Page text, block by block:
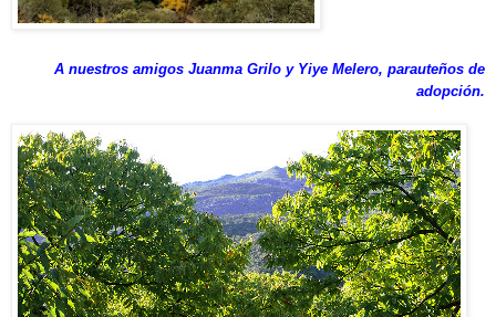
A nuestros amigos Juanma Grilo y Yiye Melero, parauteños de
adopción.